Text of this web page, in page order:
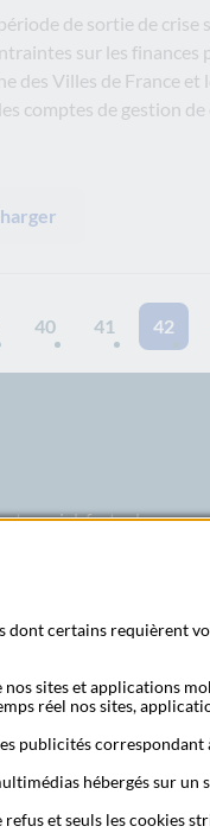
de sortie de crise
sur les finances
des Villes de France et
comptes de gestion
40 41 42
forte des
Ainsi, La Banque
candidats
certains requièrent
sites et applications
réel nos sites,
publicités
hébergés sur un
et seuls les cookies